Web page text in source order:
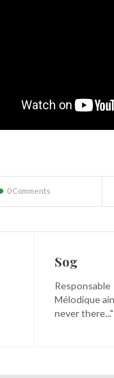
0 Comments
Sog
Mélodique
never there..."